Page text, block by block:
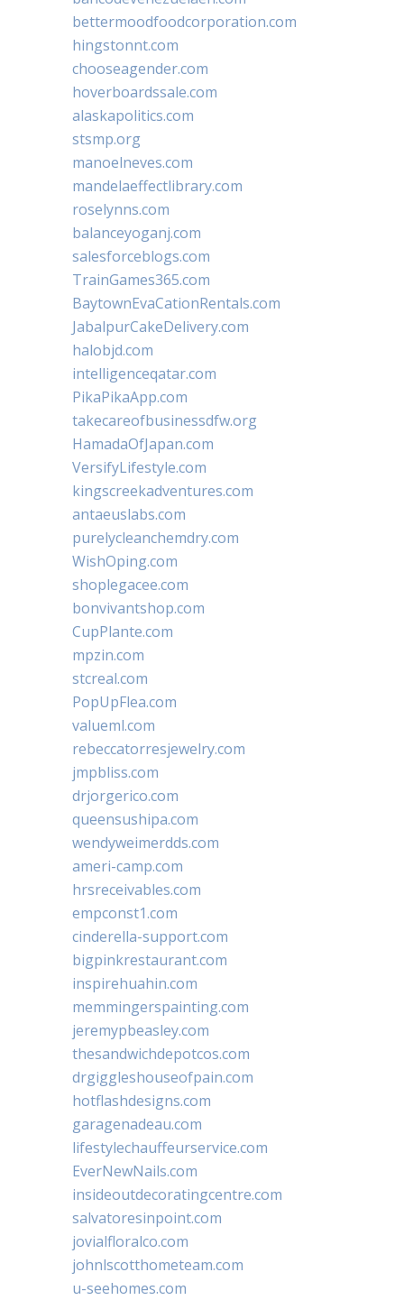
bettermoodfoodcorporation.com
hingstonnt.com
chooseagender.com
hoverboardssale.com
alaskapolitics.com
stsmp.org
manoelneves.com
mandelaeffectlibrary.com
roselynns.com
balanceyoganj.com
salesforceblogs.com
TrainGames365.com
BaytownEvaCationRentals.com
JabalpurCakeDelivery.com
halobjd.com
intelligenceqatar.com
PikaPikaApp.com
takecareofbusinessdfw.org
HamadaOfJapan.com
VersifyLifestyle.com
kingscreekadventures.com
antaeuslabs.com
purelycleanchemdry.com
WishOping.com
shoplegacee.com
bonvivantshop.com
CupPlante.com
mpzin.com
stcreal.com
PopUpFlea.com
valueml.com
rebeccatorresjewelry.com
jmpbliss.com
drjorgerico.com
queensushipa.com
wendyweimerdds.com
ameri-camp.com
hrsreceivables.com
empconst1.com
cinderella-support.com
bigpinkrestaurant.com
inspirehuahin.com
memmingerspainting.com
jeremypbeasley.com
thesandwichdepotcos.com
drgiggleshouseofpain.com
hotflashdesigns.com
garagenadeau.com
lifestylechauffeurservice.com
EverNewNails.com
insideoutdecoratingcentre.com
salvatoresinpoint.com
jovialfloralco.com
johnlscotthometeam.com
u-seehomes.com